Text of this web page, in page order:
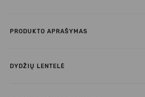
PRODUKTO APRAŠYMAS
DYDŽIŲ LENTELĖ